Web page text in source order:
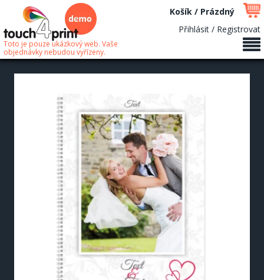
Toto je pouze ukázkový web. Vaše
objednávky nebudou vyřízeny.
Košík / Prázdný
Přihlásit / Registrovat